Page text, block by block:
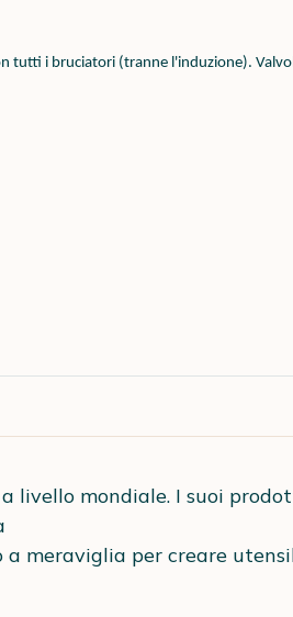
tutti i bruciatori (tranne l'induzione).
livello mondiale. I suoi
meraviglia per creare